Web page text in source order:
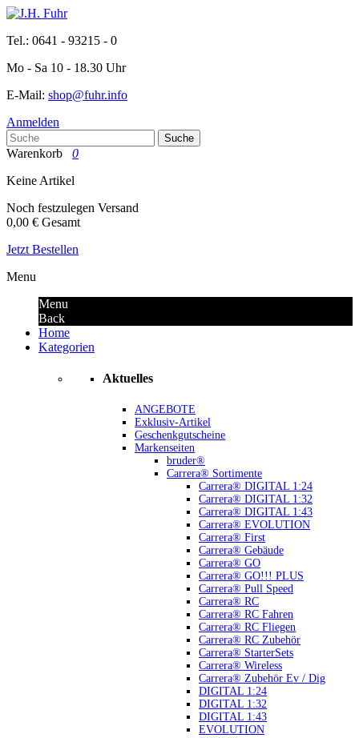
Tel.: 0641 - 93215 - 0
Mo - Sa 10 - 18.30 Uhr
E-Mail: shop@fuhr.info
Anmelden
Suche
Warenkorb
0
Keine Artikel
Noch festzulegen Versand
0,00 € Gesamt
Jetzt Bestellen
Menu
Menu
Back
Home
Kategorien
Aktuelles
ANGEBOTE
Exklusiv-Artikel
Geschenkgutscheine
Markenseiten
bruder®
Carrera® Sortimente
Carrera® DIGITAL 1:24
Carrera® DIGITAL 1:32
Carrera® DIGITAL 1:43
Carrera® EVOLUTION
Carrera® First
Carrera® Gebäude
Carrera® GO
Carrera® GO!!! PLUS
Carrera® Pull Speed
Carrera® RC
Carrera® RC Fahren
Carrera® RC Fliegen
Carrera® RC Zubehör
Carrera® StarterSets
Carrera® Wireless
Carrera® Zubehör Ev / Dig
DIGITAL 1:24
DIGITAL 1:32
DIGITAL 1:43
EVOLUTION